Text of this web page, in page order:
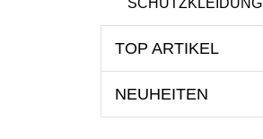
SCHUTZKLEIDUNG
TOP ARTIKEL
NEUHEITEN